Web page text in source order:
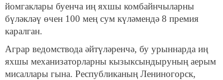
йомгаклары буенча иң яхшы комбайнчыларны
бүләкләү өчен 100 мең сум күләмендә 8 премия
каралган.
Аграр ведомствода әйтүләренчә, бу урыннарда иң
яхшы механизаторларны кызыксындыруның аерым
мисаллары гына. Республиканың Лениногорск,